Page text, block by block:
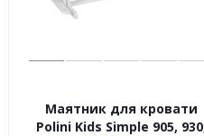
Маятник для кровати
Polini Kids Simple 905,